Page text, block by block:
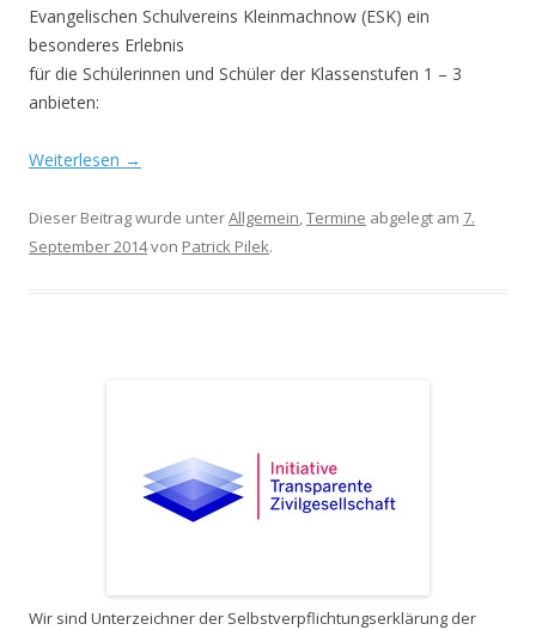
Evangelischen Schulvereins Kleinmachnow (ESK) ein
besonderes Erlebnis
für die Schülerinnen und Schüler der Klassenstufen 1 – 3
anbieten:
Weiterlesen →
Dieser Beitrag wurde unterAllgemein,Termine abgelegt am 7.
September 2014von Patrick Pilek.
Wir sind Unterzeichner der Selbstverpflichtungserklärung der